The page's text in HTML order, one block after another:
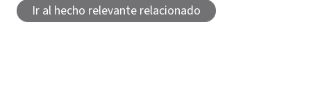
Ir al hecho relevante relacionado